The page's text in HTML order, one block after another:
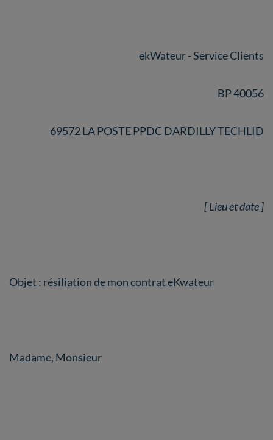
ekWateur - Service Clients
BP 40056
69572 LA POSTE PPDC DARDILLY TECHLID
[ Lieu et date ]
Objet : résiliation de mon contrat eKwateur
Madame, Monsieur